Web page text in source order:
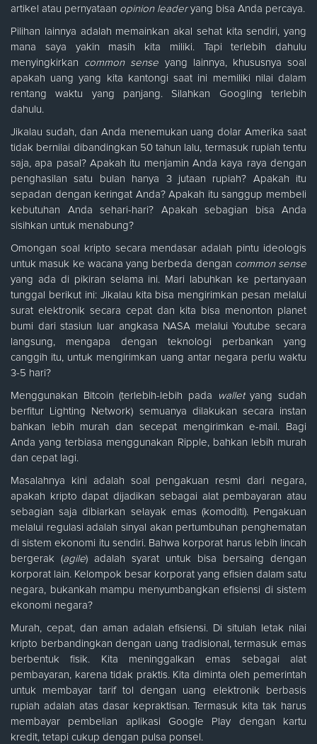
artikel atau pernyataan opinion leaderyang bisa Anda percaya.
Pilihan lainnya adalah memainkan akal sehat kita sendiri, yang
mana saya yakin masih kita miliki. Tapi terlebih dahulu
menyingkirkan common sense yang lainnya, khususnya soal
apakah uang yang kita kantongi saat ini memiliki nilai dalam
rentang waktu yang panjang. Silahkan Googling terlebih
dahulu.
Jikalau sudah, dan Anda menemukan uang dolar Amerika saat
tidak bernilai dibandingkan 50 tahun lalu, termasuk rupiah tentu
saja, apa pasal? Apakah itu menjamin Anda kaya raya dengan
penghasilan satu bulan hanya 3 jutaan rupiah? Apakah itu
sepadan dengan keringat Anda? Apakah itu sanggup membeli
kebutuhan Anda sehari-hari? Apakah sebagian bisa Anda
sisihkan untuk menabung?
Omongan soal kripto secara mendasar adalah pintu ideologis
untuk masuk ke wacana yang berbeda dengan common sense
yang ada di pikiran selama ini. Mari labuhkan ke pertanyaan
tunggal berikut ini: Jikalau kita bisa mengirimkan pesan melalui
surat elektronik secara cepat dan kita bisa menonton planet
bumi dari stasiun luar angkasa NASA melalui Youtube secara
langsung, mengapa dengan teknologi perbankan yang
canggih itu, untuk mengirimkan uang antar negara perlu waktu
3-5 hari?
Menggunakan Bitcoin (terlebih-lebih pada walletyang sudah
berfitur Lighting Network) semuanya dilakukan secara instan
bahkan lebih murah dan secepat mengirimkan e-mail. Bagi
Anda yang terbiasa menggunakan Ripple, bahkan lebih murah
dan cepat lagi.
Masalahnya kini adalah soal pengakuan resmi dari negara,
apakah kripto dapat dijadikan sebagai alat pembayaran atau
sebagian saja dibiarkan selayak emas (komoditi). Pengakuan
melalui regulasi adalah sinyal akan pertumbuhan penghematan
di sistem ekonomi itu sendiri. Bahwa korporat harus lebih lincah
bergerak (agile) adalah syarat untuk bisa bersaing dengan
korporat lain. Kelompok besar korporat yang efisien dalam satu
negara, bukankah mampu menyumbangkan efisiensi di sistem
ekonomi negara?
Murah, cepat, dan aman adalah efisiensi. Di situlah letak nilai
kripto berbandingkan dengan uang tradisional, termasuk emas
berbentuk fisik. Kita meninggalkan emas sebagai alat
pembayaran, karena tidak praktis. Kita diminta oleh pemerintah
untuk membayar tarif tol dengan uang elektronik berbasis
rupiah adalah atas dasar kepraktisan. Termasuk kita tak harus
membayar pembelian aplikasi Google Play dengan kartu
kredit, tetapi cukup dengan pulsa ponsel.